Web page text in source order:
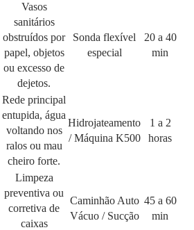
Vasos
sanitários
obstruídos por
papel, objetos
ou excesso de
dejetos.
Sonda flexível
especial
20 a 40
min
Rede principal
entupida, água
voltando nos
ralos ou mau
cheiro forte.
Hidrojateamento
/ Máquina K500
1 a 2
horas
Limpeza
preventiva ou
corretiva de
caixas
Caminhão Auto
Vácuo / Sucção
45 a 60
min